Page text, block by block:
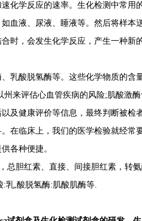
化学反应的速率。生化检测中常用
血液、尿液、睡液等。然后将样本
时，会发生化学反应，产生一种新
乳酸脱氢酶等。这些化学物质的含
州来评估心血管疾病的风险;肌酸激
及健康评价等信息，最终判断被检
在临床上，我们的医学检验就经常
各种便捷。
总胆红素、直接、间接胆红素，转
:乳,酸脱氢酶:肌酸肌酶等.